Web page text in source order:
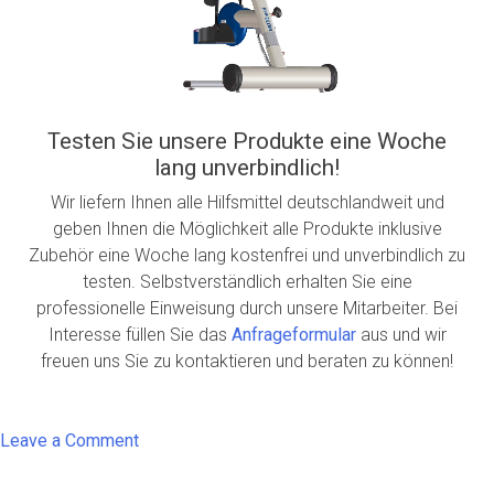
Testen Sie unsere Produkte eine Woche
lang unverbindlich!
Wir liefern Ihnen alle Hilfsmittel deutschlandweit und
geben Ihnen die Möglichkeit alle Produkte inklusive
Zubehör eine Woche lang kostenfrei und unverbindlich zu
testen. Selbstverständlich erhalten Sie eine
professionelle Einweisung durch unsere Mitarbeiter. Bei
Interesse füllen Sie das Anfrageformularaus und wir
freuen uns Sie zu kontaktieren und beraten zu können!
Leave a Commenton